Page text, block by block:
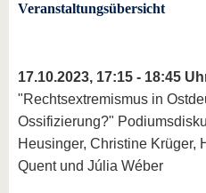
Veranstaltungsübersicht
17.10.2023, 17:15 - 18:45
"Rechtsextremismus in
Ossifizierung?"
Heusinger, Christine Krüger,
Quent und Júlia Wéber